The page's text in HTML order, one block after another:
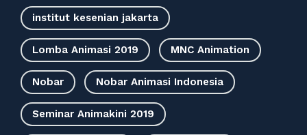
institut kesenian jakarta
Lomba Animasi 2019 MNC Animation
Nobar Nobar Animasi Indonesia
Seminar Animakini 2019